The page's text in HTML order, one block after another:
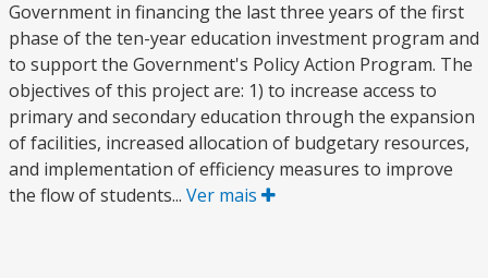
Government in financing the last three years of the first
phase of the ten-year education investment program and
to support the Government's Policy Action Program. The
objectives of this project are: 1) to increase access to
primary and secondary education through the expansion
of facilities, increased allocation of budgetary resources,
and implementation of efficiency measures to improve
the flow of students... Ver mais